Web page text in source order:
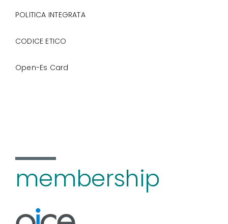
POLITICA INTEGRATA
CODICE ETICO
Open-Es Card
membership